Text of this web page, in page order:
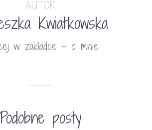
AUTOR
Kwiatkowska
w zakładce - o mnie
Podobne posty